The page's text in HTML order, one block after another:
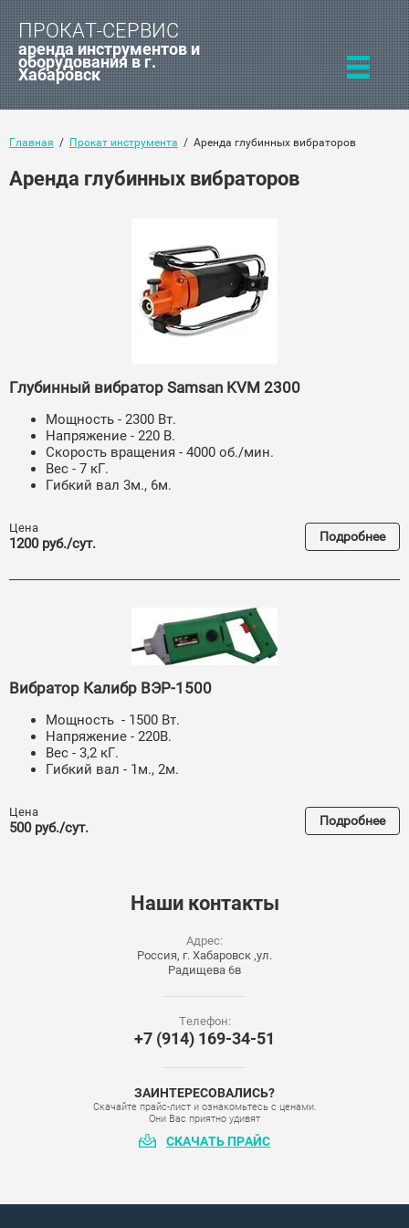
ПРОКАТ-СЕРВИС
аренда инструментов и
оборудования в г.
Хабаровск
Главная
  /
Прокат инструмента
  /  Аренда глубинных вибраторов
Аренда глубинных вибраторов
Глубинный вибратор Samsan KVM 2300
Мощность - 2300 Вт.
Напряжение - 220 В.
Скорость вращения - 4000 об./мин.
Вес - 7 кГ.
Гибкий вал 3м., 6м.
Цена
1200 руб./сут. Подробнее
Вибратор Калибр ВЭР-1500
Мощность - 1500 Вт.
Напряжение - 220В.
Вес - 3,2 кГ.
Гибкий вал - 1м., 2м.
Цена
500 руб./сут. Подробнее
Наши контакты
Адрес:
Россия, г. Хабаровск ,ул.
Радищева 6в
Телефон:
+7 (914) 169-34-51
ЗАИНТЕРЕСОВАЛИСЬ?
Скачайте прайс-лист и ознакомьтесь с ценами.
Они Вас приятно удивят
СКАЧАТЬ ПРАЙС